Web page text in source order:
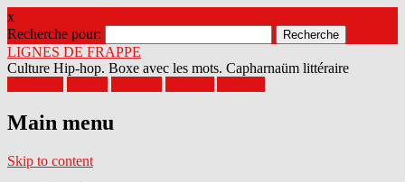
x
Recherche pour:
LIGNES DE FRAPPE
Culture Hip-hop. Boxe avec les mots. Capharnaüm littéraire
Main menu
Skip to content